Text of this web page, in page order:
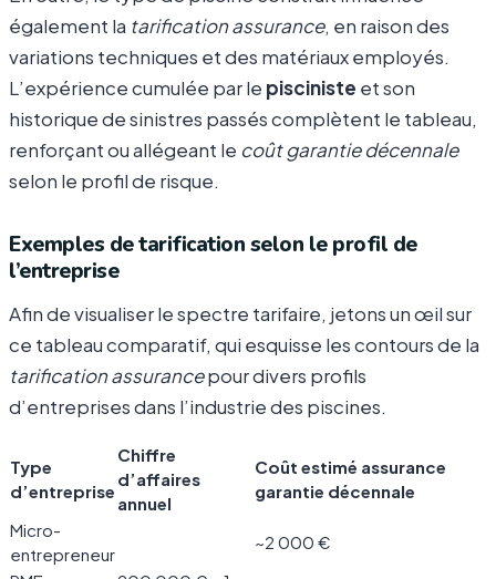
également la tarification assurance, en raison des
variations techniques et des matériaux employés.
L’expérience cumulée par le pisciniste et son
historique de sinistres passés complètent le tableau,
renforçant ou allégeant le coût garantie décennale
selon le profil de risque.
Exemples de tarification selon le profil de
l’entreprise
Afin de visualiser le spectre tarifaire, jetons un œil sur
ce tableau comparatif, qui esquisse les contours de la
tarification assurancepour divers profils
d’entreprises dans l’industrie des piscines.
Type
d’entreprise
Chiffre
d’affaires
annuel
Coût estimé assurance
garantie décennale
Micro-
entrepreneur
~2 000 €